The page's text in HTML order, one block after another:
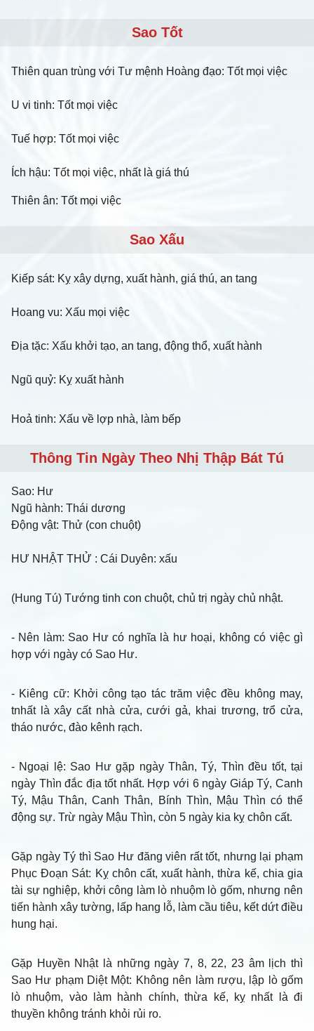
Sao Tốt
Thiên quan trùng với Tư mệnh Hoàng đạo: Tốt mọi việc
U vi tinh: Tốt mọi việc
Tuế hợp: Tốt mọi việc
Ích hậu: Tốt mọi việc, nhất là giá thú
Thiên ân: Tốt mọi việc
Sao Xấu
Kiếp sát: Kỵ xây dựng, xuất hành, giá thú, an tang
Hoang vu: Xấu mọi việc
Địa tặc: Xấu khởi tạo, an tang, động thổ, xuất hành
Ngũ quỷ: Kỵ xuất hành
Hoả tinh: Xấu về lợp nhà, làm bếp
Thông Tin Ngày Theo Nhị Thập Bát Tú
Sao: Hư
Ngũ hành: Thái dương
Động vật: Thử (con chuột)
HƯ NHẬT THỬ : Cái Duyên: xấu
(Hung Tú) Tướng tinh con chuột, chủ trị ngày chủ nhật.
- Nên làm: Sao Hư có nghĩa là hư hoại, không có việc gì
hợp với ngày có Sao Hư.
- Kiêng cữ: Khởi công tạo tác trăm việc đều không may,
tnhất là xây cất nhà cửa, cưới gả, khai trương, trổ cửa,
tháo nước, đào kênh rạch.
- Ngoại lệ: Sao Hư gặp ngày Thân, Tý, Thìn đều tốt, tại
ngày Thìn đắc địa tốt nhất. Hợp với 6 ngày Giáp Tý, Canh
Tý, Mậu Thân, Canh Thân, Bính Thìn, Mậu Thìn có thể
động sự. Trừ ngày Mậu Thìn, còn 5 ngày kia kỵ chôn cất.
Gặp ngày Tý thì Sao Hư đăng viên rất tốt, nhưng lại phạm
Phục Đoạn Sát: Kỵ chôn cất, xuất hành, thừa kế, chia gia
tài sự nghiệp, khởi công làm lò nhuộm lò gốm, nhưng nên
tiến hành xây tường, lấp hang lỗ, làm cầu tiêu, kết dứt điều
hung hại.
Gặp Huyền Nhật là những ngày 7, 8, 22, 23 âm lịch thì
Sao Hư phạm Diệt Một: Không nên làm rượu, lập lò gốm
lò nhuộm, vào làm hành chính, thừa kế, kỵ nhất là đi
thuyền không tránh khỏi rủi ro.